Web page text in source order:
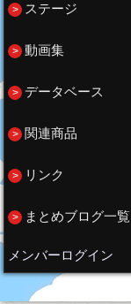
ステージ
動画集
データベース
関連商品
リンク
まとめブログ一覧
メンバーログイン